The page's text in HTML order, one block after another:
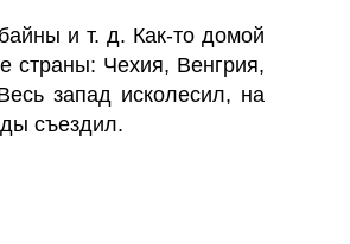
и т. д. Как-то домой
страны: Чехия, Венгрия,
запад исколесил, на
съездил.